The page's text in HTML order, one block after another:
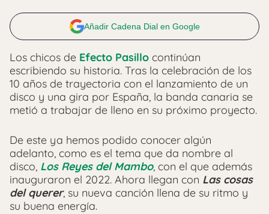
Añadir Cadena Dial en Google
Los chicos de Efecto Pasillo continúan
escribiendo su historia. Tras la celebración de los
10 años de trayectoria con el lanzamiento de un
disco y una gira por España, la banda canaria se
metió a trabajar de lleno en su próximo proyecto.
De este ya hemos podido conocer algún
adelanto, como es el tema que da nombre al
disco, Los Reyes del Mambo, con el que además
inauguraron el 2022. Ahora llegan con Las cosas
del querer, su nueva canción llena de su ritmo y
su buena energía.